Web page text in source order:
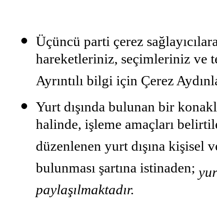
Üçüncü parti çerez
hareketleriniz, seçimleriniz ve
Ayrıntılı bilgi için Çerez
Yurt dışında bulunan bir
halinde, işleme amaçları
düzenlenen yurt dışına kişisel
bulunması şartına istinaden;
paylaşılmaktadır.